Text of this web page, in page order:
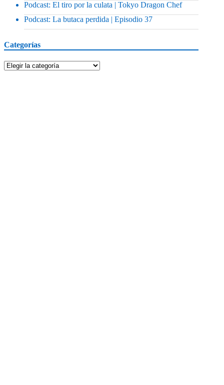
Podcast: El tiro por la culata | Tokyo Dragon Chef
Podcast: La butaca perdida | Episodio 37
Categorías
Categorías